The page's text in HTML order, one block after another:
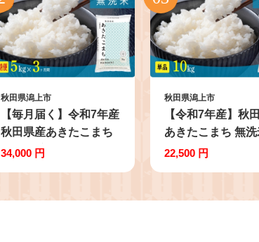
秋田県潟上市
【毎月届く】令和7年産
秋田県産あきたこまち
無洗米 定期便3回
34,000 円
秋田県潟上市
【令和7年産】秋
あきたこまち 無洗
10kg 5kg×2 秋田の
22,500 円